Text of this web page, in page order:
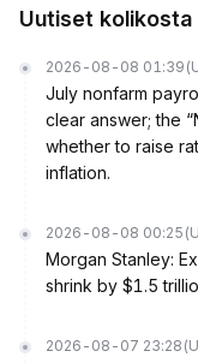
Uutiset kolikosta
2026-08-08 01:39
July nonfarm
clear answer; the
whether to raise
inflation.
2026-08-08 00:25
Morgan Stanley:
shrink by $1.5
2026-08-07 23:28